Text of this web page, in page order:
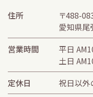
住所
〒488-
愛知県
営業時間
平日
土日
定休日
祝日以外